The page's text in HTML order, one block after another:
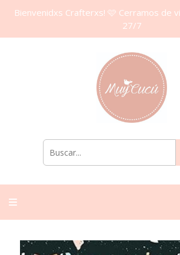
Bienvenidxs Crafterxs! 🩷 Cerramos de
27/7